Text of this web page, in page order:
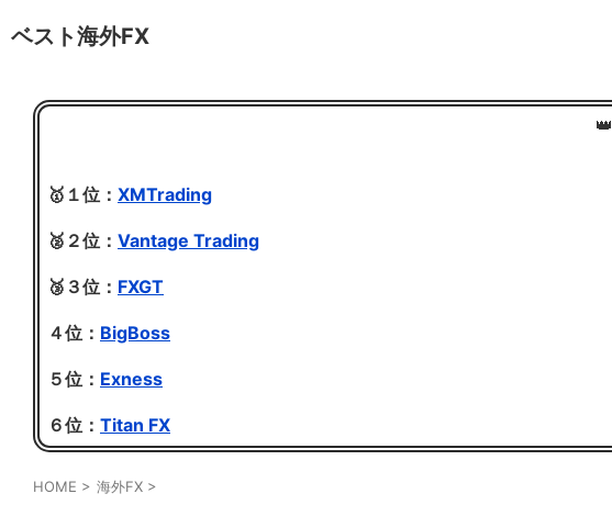
ベスト海外FX
👑
🥇１位： XMTrading
🥈２位： Vantage Trading
🥉３位： FXGT
４位： BigBoss
５位： Exness
６位： Titan FX
HOME > 海外FX >